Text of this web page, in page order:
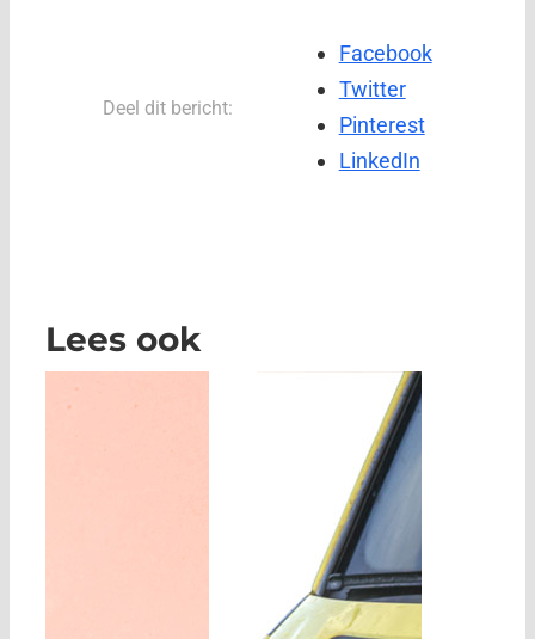
Deel dit bericht:
Facebook
Twitter
Pinterest
LinkedIn
Lees ook